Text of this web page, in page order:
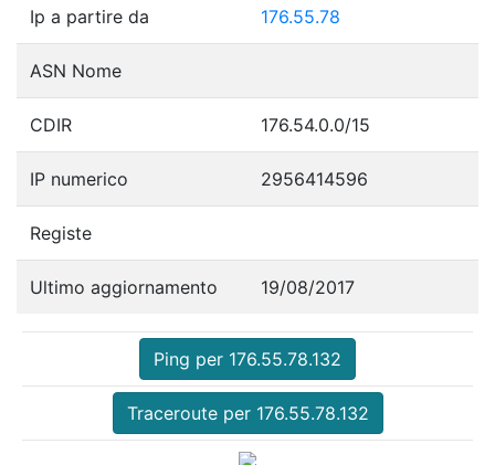
Ip a partire da 176.55.78
ASN Nome
CDIR 176.54.0.0/15
IP numerico 2956414596
Registe
Ultimo aggiornamento 19/08/2017
Ping per 176.55.78.132
Traceroute per 176.55.78.132